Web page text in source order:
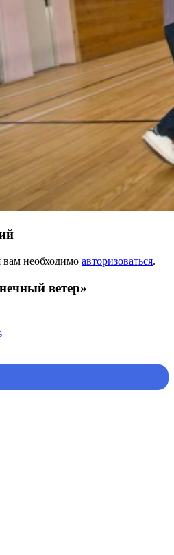
вам необходимо авторизоваться.
ветер»